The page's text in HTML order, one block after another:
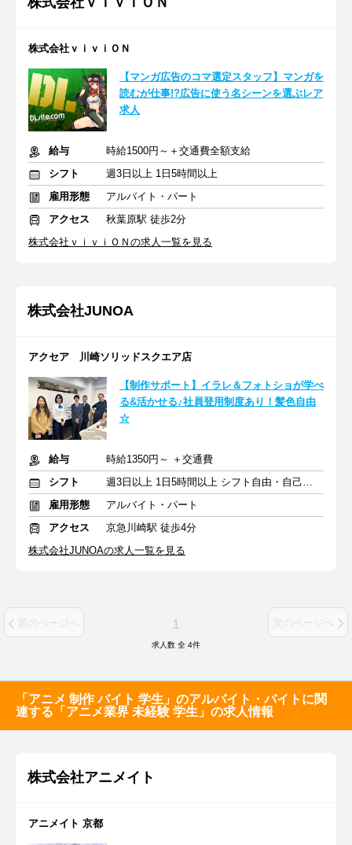
株式会社ｖｉｖｉＯＮ
【マンガ広告のコマ選定スタッフ】マンガを
読むが仕事!?広告に使う名シーンを選ぶレア
求人
給与
時給1500円～＋交通費全額支給
シフト
週3日以上 1日5時間以上
雇用形態
アルバイト・パート
アクセス
秋葉原駅 徒歩2分
株式会社ｖｉｖｉＯＮの求人一覧を見る
株式会社JUNOA
アクセア 川崎ソリッドスクエア店
【制作サポート】イラレ＆フォトショが学べ
る&活かせる♪社員登用制度あり！髪色自由
☆
給与
時給1350円～ ＋交通費
シフト
週3日以上 1日5時間以上 シフト自由・自己申告
雇用形態
アルバイト・パート
アクセス
京急川崎駅 徒歩4分
株式会社JUNOAの求人一覧を見る
前のページへ 1 次のページへ
求人数 全 4件
「アニメ 制作 バイト 学生」のアルバイト・バイトに関
連する「アニメ業界 未経験 学生」の求人情報
株式会社アニメイト
アニメイト 京都